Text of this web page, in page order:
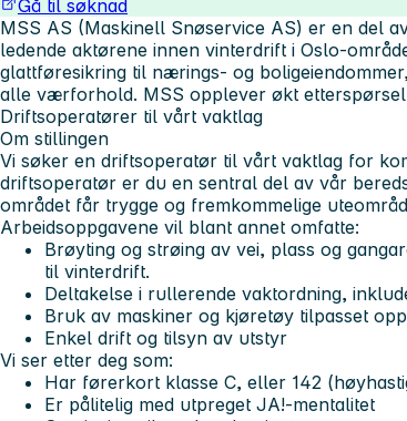
Gå til søknad
MSS AS (Maskinell Snøservice AS) er en del
ledende aktørene innen vinterdrift i Oslo-
glattføresikring til nærings- og
alle værforhold. MSS opplever økt
Driftsoperatører til vårt vaktlag
Om stillingen
Vi søker en driftsoperatør til vårt vaktlag for
driftsoperatør er du en sentral del av vår
området får trygge og fremkommelige
Arbeidsoppgavene vil blant annet omfatte:
Brøyting og strøing av vei, plass og
til vinterdrift.
Deltakelse i rullerende vaktordning,
Bruk av maskiner og kjøretøy tilpasset
Enkel drift og tilsyn av utstyr
Vi ser etter deg som:
Har førerkort klasse C, eller 142
Er pålitelig med utpreget JA!-mentalitet